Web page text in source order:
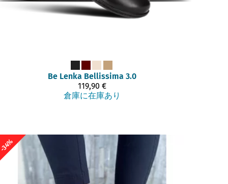
Be Lenka Bellissima 3.0
119,90 €
倉庫に在庫あり